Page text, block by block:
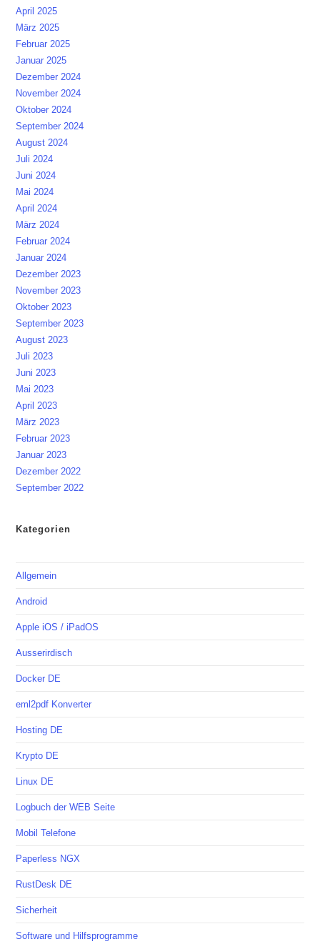
April 2025
März 2025
Februar 2025
Januar 2025
Dezember 2024
November 2024
Oktober 2024
September 2024
August 2024
Juli 2024
Juni 2024
Mai 2024
April 2024
März 2024
Februar 2024
Januar 2024
Dezember 2023
November 2023
Oktober 2023
September 2023
August 2023
Juli 2023
Juni 2023
Mai 2023
April 2023
März 2023
Februar 2023
Januar 2023
Dezember 2022
September 2022
Kategorien
Allgemein
Android
Apple iOS / iPadOS
Ausserirdisch
Docker DE
eml2pdf Konverter
Hosting DE
Krypto DE
Linux DE
Logbuch der WEB Seite
Mobil Telefone
Paperless NGX
RustDesk DE
Sicherheit
Software und Hilfsprogramme